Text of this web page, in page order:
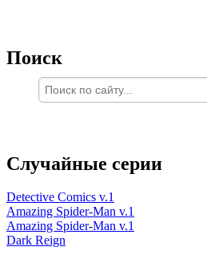
Поиск
Случайные серии
Detective Comics v.1
Amazing Spider-Man v.1
Amazing Spider-Man v.1
Dark Reign